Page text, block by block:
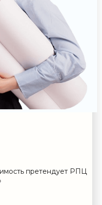
претендует РПЦ